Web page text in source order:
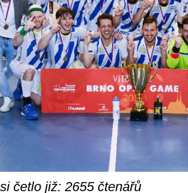
četlo již: 2655 čtenářů